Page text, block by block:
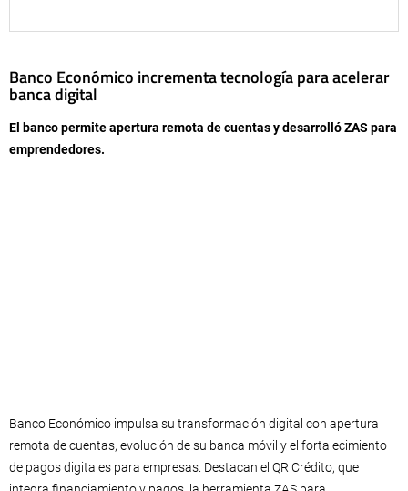
Banco Económico incrementa tecnología para acelerar
banca digital
El banco permite apertura remota de cuentas y desarrolló ZAS para
emprendedores.
Banco Económico impulsa su transformación digital con apertura
remota de cuentas, evolución de su banca móvil y el fortalecimiento
de pagos digitales para empresas. Destacan el QR Crédito, que